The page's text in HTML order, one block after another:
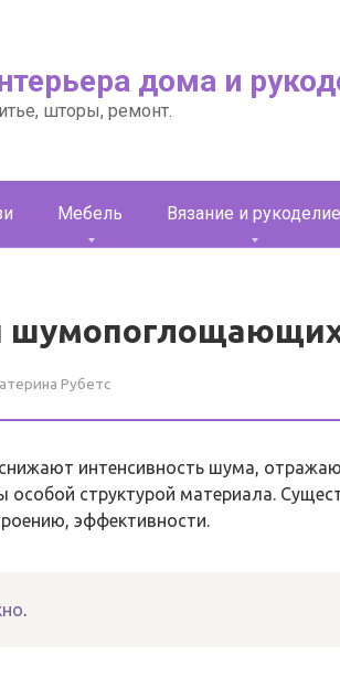
дома и
шторы, ремонт.
Мебель Вязание и рукоделие
Рубетс
интенсивность шума,
особой структурой материала.
эффективности.
.